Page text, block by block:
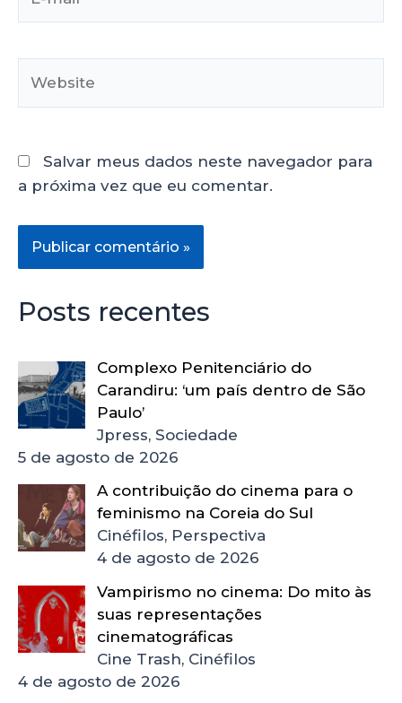
Salvar meus dados neste navegador para
a próxima vez que eu comentar.
Posts recentes
Complexo Penitenciário do
Carandiru: ‘um país dentro de São
Paulo’
Jpress, Sociedade
5 de agosto de 2026
A contribuição do cinema para o
feminismo na Coreia do Sul
Cinéfilos, Perspectiva
4 de agosto de 2026
Vampirismo no cinema: Do mito às
suas representações
cinematográficas
Cine Trash, Cinéfilos
4 de agosto de 2026